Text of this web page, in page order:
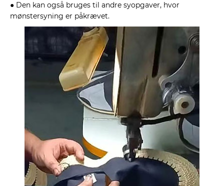
● Den kan også bruges til andre syopgaver, hvor
mønstersyning er påkrævet.